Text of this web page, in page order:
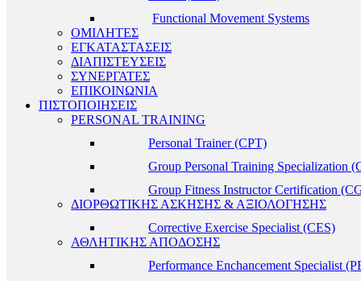
Functional Movement Systems
ΟΜΙΛΗΤΕΣ
ΕΓΚΑΤΑΣΤΑΣΕΙΣ
ΔΙΑΠΙΣΤΕΥΣΕΙΣ
ΣΥΝΕΡΓΑΤΕΣ
ΕΠΙΚΟΙΝΩΝΙΑ
ΠΙΣΤΟΠΟΙΗΣΕΙΣ
PERSONAL TRAINING
Personal Trainer (CPT)
Group Personal Training Specialization
Group Fitness Instructor Certification
ΔΙΟΡΘΩΤΙΚΗΣ ΑΣΚΗΣΗΣ & ΑΞΙΟΛΟΓΗΣΗΣ
Corrective Exercise Specialist (CES)
ΑΘΛΗΤΙΚΗΣ ΑΠΟΔΟΣΗΣ
Performance Enchancement Specialist